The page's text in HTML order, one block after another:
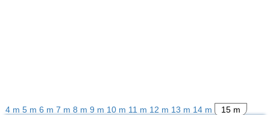
4 m 5 m 6 m 7 m 8 m 9 m 10 m 11 m 12 m 13 m 14 m 15 m